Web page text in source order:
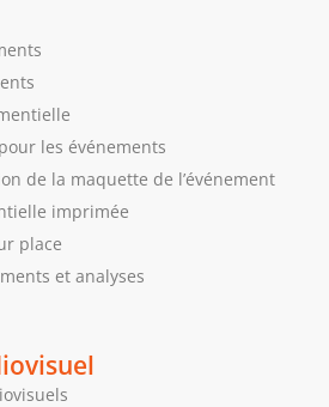
les événements
de la maquette de l’événement
imprimée
place
et analyses